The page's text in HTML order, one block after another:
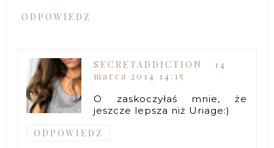
ODPOWIEDZ
SECRETADDICTION
14
marca 2014 14:15
O zaskoczyłaś mnie, że
jeszcze lepsza niż Uriage:)
ODPOWIEDZ